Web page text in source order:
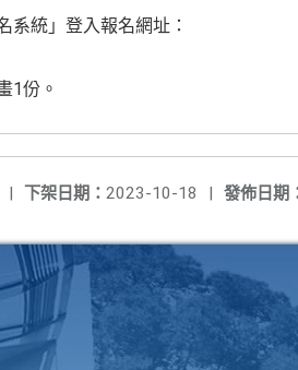
系統」登入報名網址：
1份。
發佈日期
下架日期： 2023-10-18 |
|